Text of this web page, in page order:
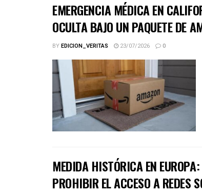
EMERGENCIA MÉDICA EN
OCULTA BAJO UN PAQUETE DE
BYEDICION_VERITAS 23/07/2026 0
MEDIDA HISTÓRICA EN
PROHIBIR EL ACCESO A REDES